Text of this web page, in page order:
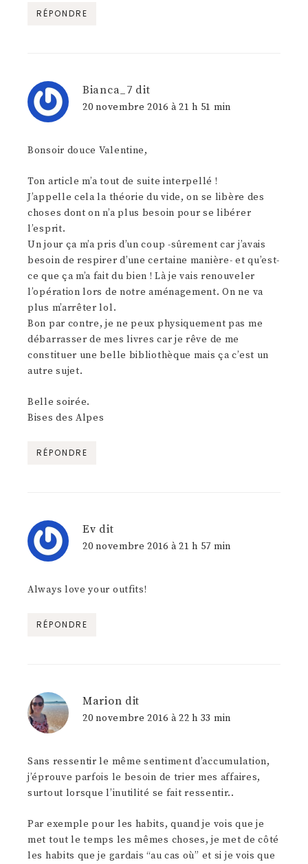
RÉPONDRE
Bianca_7 dit
20 novembre 2016 à 21 h 51 min
Bonsoir douce Valentine,
Ton article m’a tout de suite interpellé !
J’appelle cela la théorie du vide, on se libère des
choses dont on n’a plus besoin pour se libérer
l’esprit.
Un jour ça m’a pris d’un coup -sûrement car j’avais
besoin de respirer d’une certaine manière- et qu’est-
ce que ça m’a fait du bien ! Là je vais renouveler
l’opération lors de notre aménagement. On ne va
plus m’arrêter lol.
Bon par contre, je ne peux physiquement pas me
débarrasser de mes livres car je rêve de me
constituer une belle bibliothèque mais ça c’est un
autre sujet.
Belle soirée.
Bises des Alpes
RÉPONDRE
Ev dit
20 novembre 2016 à 21 h 57 min
Always love your outfits!
RÉPONDRE
Marion dit
20 novembre 2016 à 22 h 33 min
Sans ressentir le même sentiment d’accumulation,
j’éprouve parfois le besoin de trier mes affaires,
surtout lorsque l’inutilité se fait ressentir..
Par exemple pour les habits, quand je vois que je
met tout le temps les mêmes choses, je met de côté
les habits que je gardais “au cas où” et si je vois que